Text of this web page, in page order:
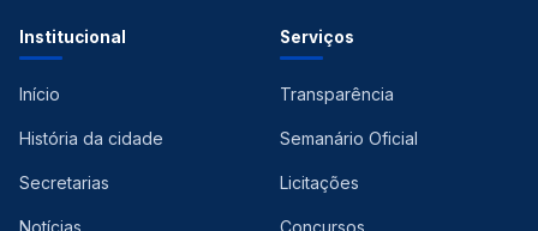
Institucional
Início
História da cidade
Secretarias
Serviços
Transparência
Semanário Oficial
Licitações